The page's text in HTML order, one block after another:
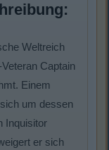
Weltreich
Captain
Einem
um dessen
Inquisitor
er sich